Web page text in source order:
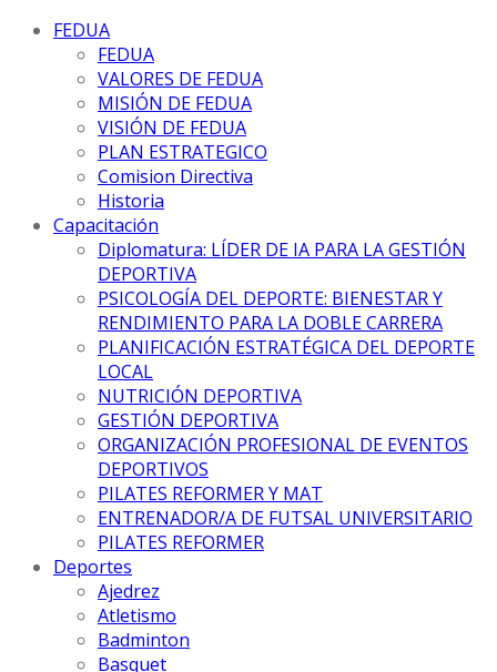
FEDUA
FEDUA
VALORES DE FEDUA
MISIÓN DE FEDUA
VISIÓN DE FEDUA
PLAN ESTRATEGICO
Comision Directiva
Historia
Capacitación
Diplomatura: LÍDER DE IA PARA LA GESTIÓN
DEPORTIVA
PSICOLOGÍA DEL DEPORTE: BIENESTAR Y
RENDIMIENTO PARA LA DOBLE CARRERA
PLANIFICACIÓN ESTRATÉGICA DEL DEPORTE
LOCAL
NUTRICIÓN DEPORTIVA
GESTIÓN DEPORTIVA
ORGANIZACIÓN PROFESIONAL DE EVENTOS
DEPORTIVOS
PILATES REFORMER Y MAT
ENTRENADOR/A DE FUTSAL UNIVERSITARIO
PILATES REFORMER
Deportes
Ajedrez
Atletismo
Badminton
Basquet